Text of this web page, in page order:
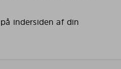
indersiden af din